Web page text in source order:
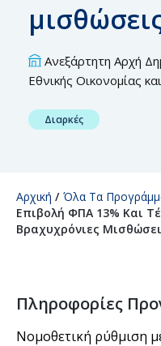
Ανεξάρτητη Αρχή
Εθνικής Οικονομίας
Διαρκές
Αρχική / Όλα Τα
Επιβολή ΦΠΑ 13% Και
Βραχυχρόνιες
Πληροφορίες
Νομοθετική ρύθμιση